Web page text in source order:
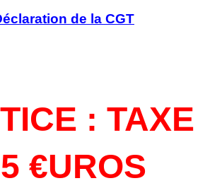
de la CGT
: TAXE
€UROS